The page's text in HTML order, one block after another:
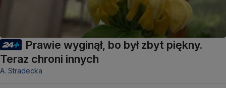
Prawie wyginął, bo był zbyt piękny.
Teraz chroni innych
A. Stradecka